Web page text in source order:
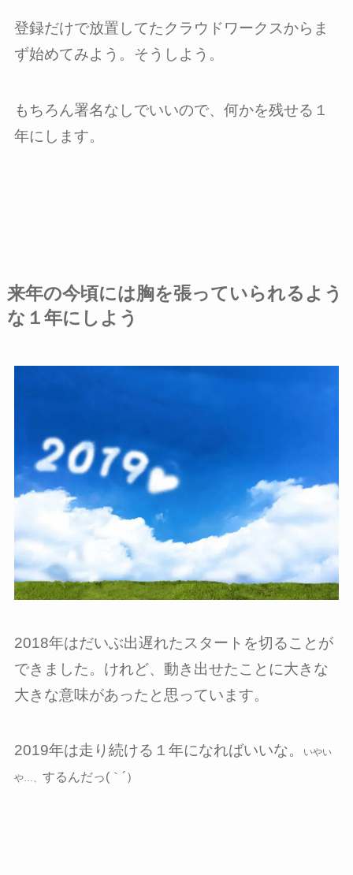
登録だけで放置してたクラウドワークスからま
ず始めてみよう。そうしよう。
もちろん署名なしでいいので、何かを残せる１
年にします。
来年の今頃には胸を張っていられるよう
な１年にしよう
2018年はだいぶ出遅れたスタートを切ることが
できました。けれど、動き出せたことに大きな
大きな意味があったと思っています。
2019年は走り続ける１年になればいいな。 いやい
や…、 するんだっ(｀´）